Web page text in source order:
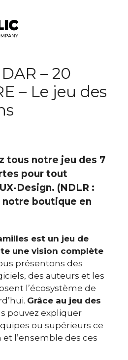
– 20
– Le jeu des
tous notre jeu des 7
pour tout
Design. (NDLR :
boutique en
est un jeu de
une vision complète
présentons des
des auteurs et les
l’écosystème de
Grâce au jeu des
pouvez expliquer
ou supérieurs ce
et l’ensemble des ces